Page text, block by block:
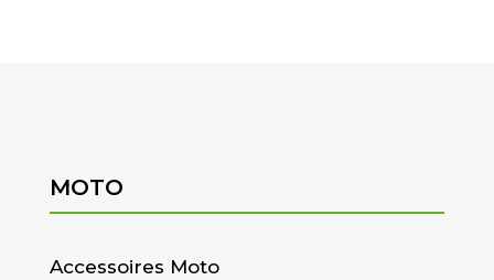
MOTO
Accessoires Moto